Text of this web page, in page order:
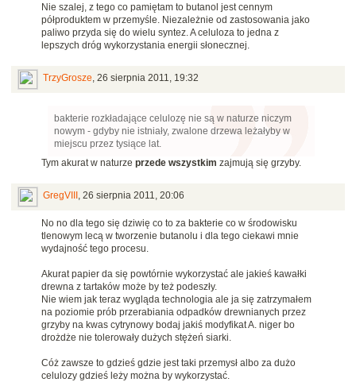
Nie szalej, z tego co pamiętam to butanol jest cennym
półproduktem w przemyśle. Niezależnie od zastosowania jako
paliwo przyda się do wielu syntez. A celuloza to jedna z
lepszych dróg wykorzystania energii słonecznej.
TrzyGrosze, 26 sierpnia 2011, 19:32
bakterie rozkładające celulozę nie są w naturze niczym
nowym - gdyby nie istniały, zwalone drzewa leżałyby w
miejscu przez tysiące lat.
Tym akurat w naturze przede wszystkim zajmują się grzyby.
GregVIII, 26 sierpnia 2011, 20:06
No no dla tego się dziwię co to za bakterie co w środowisku
tlenowym lecą w tworzenie butanolu i dla tego ciekawi mnie
wydajność tego procesu.
Akurat papier da się powtórnie wykorzystać ale jakieś kawałki
drewna z tartaków może by też podeszły.
Nie wiem jak teraz wygląda technologia ale ja się zatrzymałem
na poziomie prób przerabiania odpadków drewnianych przez
grzyby na kwas cytrynowy bodaj jakiś modyfikat A. niger bo
drożdże nie tolerowały dużych stężeń siarki.
Cóż zawsze to gdzieś gdzie jest taki przemysł albo za dużo
celulozy gdzieś leży można by wykorzystać.